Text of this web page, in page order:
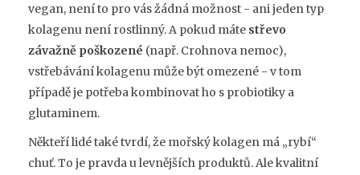
vegan, není to pro vás žádná možnost - ani jeden typ
kolagenu není rostlinný. A pokud máte střevo
závažně poškozené (např. Crohnova nemoc),
vstřebávání kolagenu může být omezené - v tom
případě je potřeba kombinovat ho s probiotiky a
glutaminem.
Někteří lidé také tvrdí, že mořský kolagen má „rybí“
chuť. To je pravda u levnějších produktů. Ale kvalitní